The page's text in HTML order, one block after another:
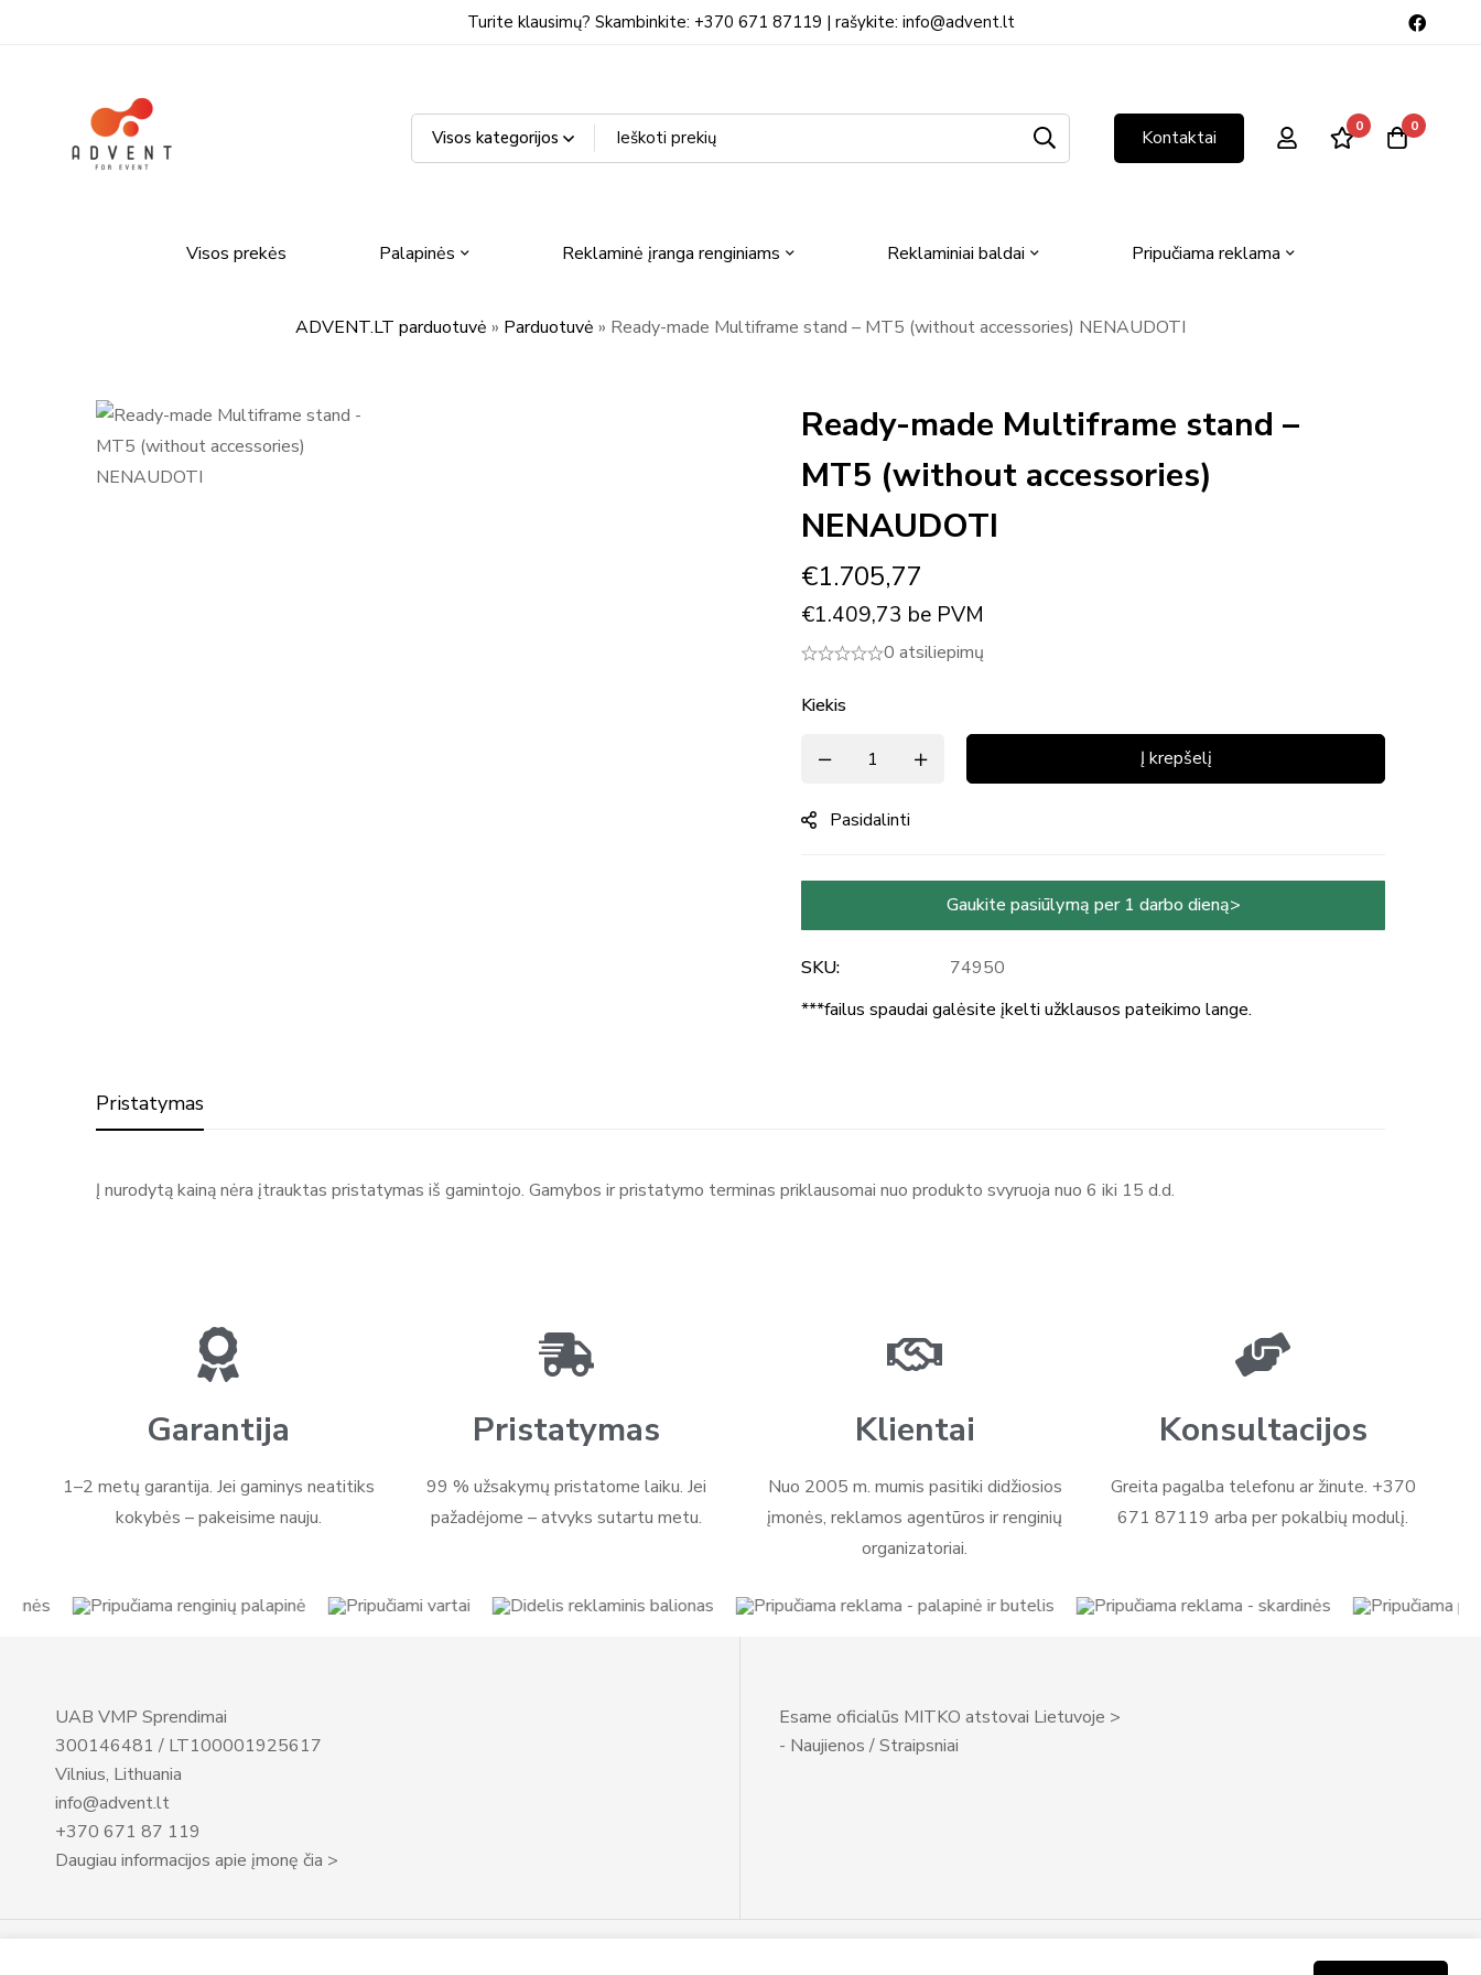
Turite klausimų? Skambinkite: +370 671 87119 | rašykite: info@advent.lt
Kontaktai 0 0
Visos prekės Palapinės Reklaminė įranga renginiams Reklaminiai baldai Pripučiama reklama
ADVENT.LT parduotuvė » Parduotuvė » Ready-made Multiframe stand – MT5 (without accessories) NENAUDOTI
Ready-made Multiframe stand –
MT5 (without accessories)
NENAUDOTI
€1.705,77
€1.409,73 be PVM
0 atsiliepimų
Kiekis
Į krepšelį
Pasidalinti
Gaukite pasiūlymą per 1 darbo dieną>
SKU:
74950
***failus spaudai galėsite įkelti užklausos pateikimo lange.
Pristatymas
Į nurodytą kainą nėra įtrauktas pristatymas iš gamintojo. Gamybos ir pristatymo terminas priklausomai nuo produkto svyruoja nuo 6 iki 15 d.d.
Garantija
1–2 metų garantija. Jei gaminys neatitiks
kokybės – pakeisime nauju.
Pristatymas
99 % užsakymų pristatome laiku. Jei
pažadėjome – atvyks sutartu metu.
Klientai
Nuo 2005 m. mumis pasitiki didžiosios
įmonės, reklamos agentūros ir renginių
organizatoriai.
Konsultacijos
Greita pagalba telefonu ar žinute. +370
671 87119 arba per pokalbių modulį.
UAB VMP Sprendimai
300146481 / LT100001925617
Vilnius, Lithuania
info@advent.lt
+370 671 87 119
Daugiau informacijos apie įmonę čia >
Esame oficialūs MITKO atstovai Lietuvoje >
- Naujienos / Straipsniai